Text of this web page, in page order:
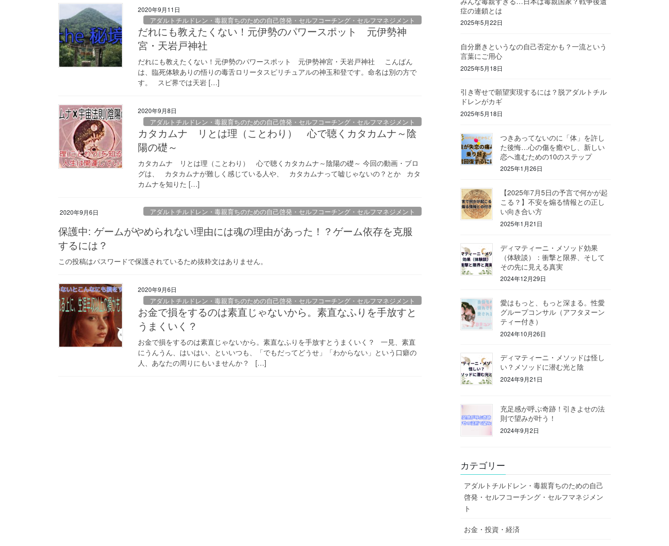
2020年9月11日
アダルトチルドレン・毒親育ちのための自己啓発・セルフコーチング・セルフマネジメント
だれにも教えたくない！元伊勢のパワースポット 元伊勢神
宮・天岩戸神社
だれにも教えたくない！元伊勢のパワースポット 元伊勢神宮・天岩戸神社 こんばん
は、臨死体験ありの悟りの毒舌ロリータスピリチュアルの神玉和登です。命名は別の方で
す。 スピ界では天岩 […]
2020年9月8日
アダルトチルドレン・毒親育ちのための自己啓発・セルフコーチング・セルフマネジメント
カタカムナ リとは理（ことわり） 心で聴くカタカムナ～陰
陽の礎～
カタカムナ リとは理（ことわり） 心で聴くカタカムナ～陰陽の礎～ 今回の動画・ブロ
グは、 カタカムナが難しく感じている人や、 カタカムナって嘘じゃないの？とか カタ
カムナを知りた […]
2020年9月6日 アダルトチルドレン・毒親育ちのための自己啓発・セルフコーチング・セルフマネジメント
保護中: ゲームがやめられない理由には魂の理由があった！？ゲーム依存を克服
するには？
この投稿はパスワードで保護されているため抜粋文はありません。
2020年9月6日
アダルトチルドレン・毒親育ちのための自己啓発・セルフコーチング・セルフマネジメント
お金で損をするのは素直じゃないから。素直なふりを手放すと
うまくいく？
お金で損をするのは素直じゃないから。素直なふりを手放すとうまくいく？ 一見、素直
にうんうん、はいはい、といいつも、「でもだってどうせ」「わからない」という口癖の
人、あなたの周りにもいませんか？ […]
症の連鎖とは
2025年5月22日
自分磨きというなの自己否定かも？一流という
言葉にご用心
2025年5月18日
引き寄せで願望実現するには？脱アダルトチル
ドレンがカギ
2025年5月18日
つきあってないのに「体」を許し
た後悔…心の傷を癒やし、新しい
恋へ進むための10のステップ
2025年1月26日
【2025年7月5日の予言で何かが起
こる？】不安を煽る情報との正し
い向き合い方
2025年1月21日
ディマティーニ・メソッド効果
（体験談）：衝撃と限界、そして
その先に見える真実
2024年12月29日
愛はもっと、もっと深まる。性愛
グループコンサル（アフタヌーン
ティー付き）
2024年10月26日
ディマティーニ・メソッドは怪し
い？メソッドに潜む光と陰
2024年9月21日
充足感が呼ぶ奇跡！引きよせの法
則で望みが叶う！
2024年9月2日
カテゴリー
アダルトチルドレン・毒親育ちのための自己
啓発・セルフコーチング・セルフマネジメン
ト
お金・投資・経済